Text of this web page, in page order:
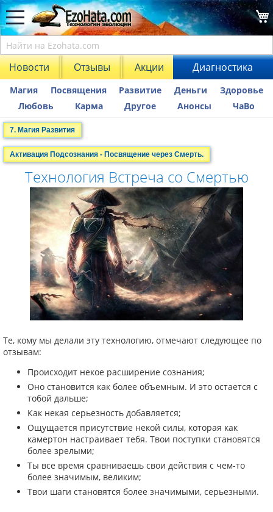
Новости Отзывы Акции Диагностика
Магия Посвящения Развитие Деньги
Здоровье
Любовь
Карма Другое Анонсы ЧаВо
7. Магия Развития
Активация Подсознания - Посвящение через Смерть.
Технология Встреча со Смертью
Те, кому мы делали эту технологию, отмечают следующее по
отзывам:
Происходит некое расширение сознания;
Оно становится как более объемным. И это остается с
тобой дальше;
Как некая серьезность добавляется;
Ощущается присутствие некой силы, которая как
камертон настраивает тебя. Твои поступки становятся
более зрелыми;
Ты все время сравниваешь свои действия с чем-то
более значимым, великим;
Твои шаги становятся более значимыми, серьезными.